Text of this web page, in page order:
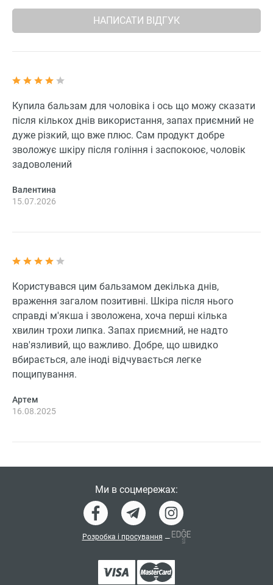
НАПИСАТИ ВІДГУК
Купила бальзам для чоловіка і ось що можу сказати
після кількох днів використання, запах приємний не
дуже різкий, що вже плюс. Сам продукт добре
зволожує шкіру після гоління і заспокоює, чоловік
задоволений
Валентина
15.07.2026
Користувався цим бальзамом декілька днів,
враження загалом позитивні. Шкіра після нього
справді м'якша і зволожена, хоча перші кілька
хвилин трохи липка. Запах приємний, не надто
нав'язливий, що важливо. Добре, що швидко
вбирається, але іноді відчувається легке
пощипування.
Артем
16.08.2025
Ми в соцмережах:
Розробка і просування —